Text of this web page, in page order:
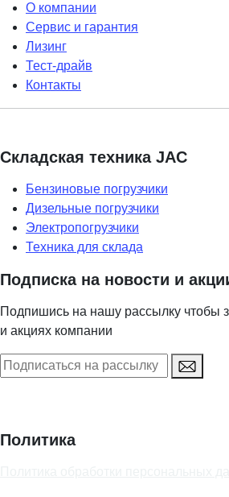
О компании
Сервис и гарантия
Лизинг
Тест-драйв
Контакты
Складская техника JAC
Бензиновые погрузчики
Дизельные погрузчики
Электропогрузчики
Техника для склада
Подписка на новости и
Подпишись на нашу рассылку чтобы
и акциях компании
Политика